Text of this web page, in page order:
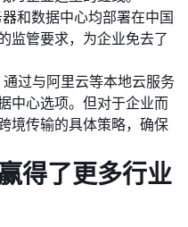
和数据中心均部署在中国
监管要求，为企业免去了
过与阿里云等本地云服务
中心选项。但对于企业而
境传输的具体策略，确保
得了更多行业